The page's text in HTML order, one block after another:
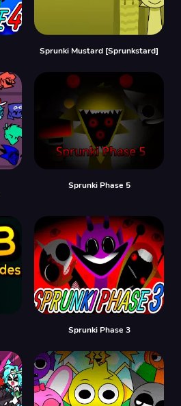
Sprunki Mustard [Sprunkstard]
Sprunki Phase 5
Sprunki Phase 3